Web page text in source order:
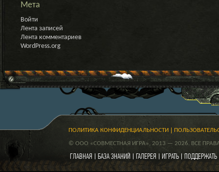
Мета
Войти
Лента записей
Лента комментариев
WordPress.org
ПОЛИТИКА КОНФИДЕНЦИАЛЬНОСТИ
© ООО «СОВМЕСТНАЯ ИГРА», 2013 — 2026. ВСЕ
ГЛАВНАЯ БАЗА ЗНАНИЙ ГАЛЕРЕЯ ИГРАТЬ ПОДДЕРЖАТЬ